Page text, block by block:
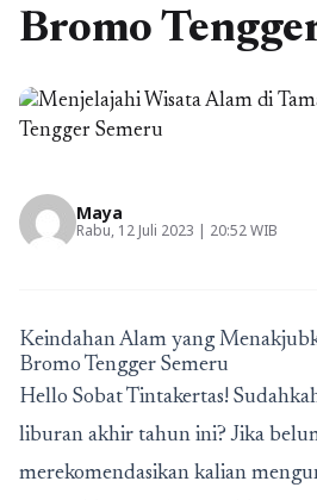
Bromo
Maya
Rabu, 12 Juli 2023 | 20:52 WIB
Keindahan Alam yang
Bromo Tengger Semeru
Hello Sobat Tintakertas!
liburan akhir tahun ini? Jika
merekomendasikan kalian